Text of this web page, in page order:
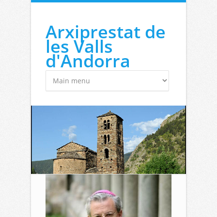
Vés al contingut
Arxiprestat de
les Valls
d'Andorra